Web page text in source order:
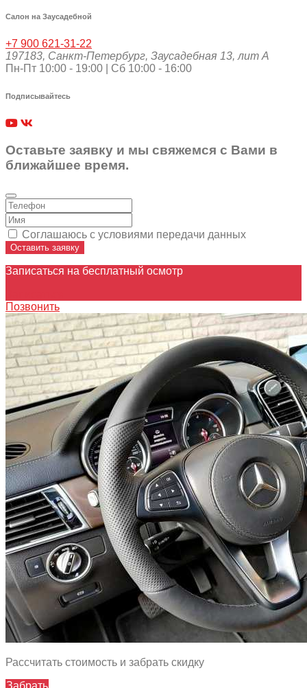
Салон на Заусадебной
+7 900 621-31-22
197183, Санкт-Петербург, Заусадебная 13, лит А
Пн-Пт 10:00 - 19:00 | Сб 10:00 - 16:00
Подписывайтесь
Оставьте заявку и мы свяжемся с Вами в
ближайшее время.
Соглашаюсь с условиями передачи данных
Оставить заявку
Записаться на бесплатный осмотр
Позвонить
Рассчитать стоимость и забрать скидку
Забрать